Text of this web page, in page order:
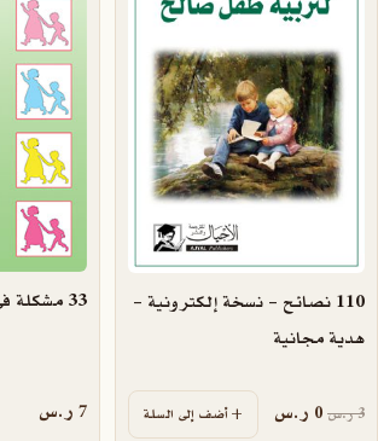
110 نصائح – نسخة إلكترونية –
هدية مجانية
3ر.س السعر الأصلي هو: 3 ر.س.
0 ر.سالسعر الحالي هو: 0 ر.س.
أضف إلى السلة
33 مشكلة في تربية الأولاد
7 ر.س